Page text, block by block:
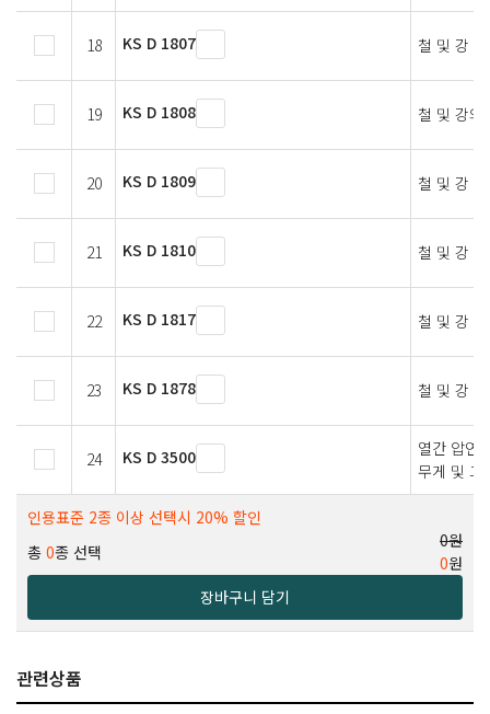
18 KS D 1807 철 및 강 —
19 KS D 1808 철 및 강의
20 KS D 1809 철 및 강 —
21 KS D 1810 철 및 강 —
22 KS D 1817 철 및 강 —
23 KS D 1878 철 및 강 —
24 KS D 3500
열간 압연
무게 및 그
인용표준 2종 이상 선택시 20% 할인
총 0종 선택
0원
0원
장바구니 담기
관련상품